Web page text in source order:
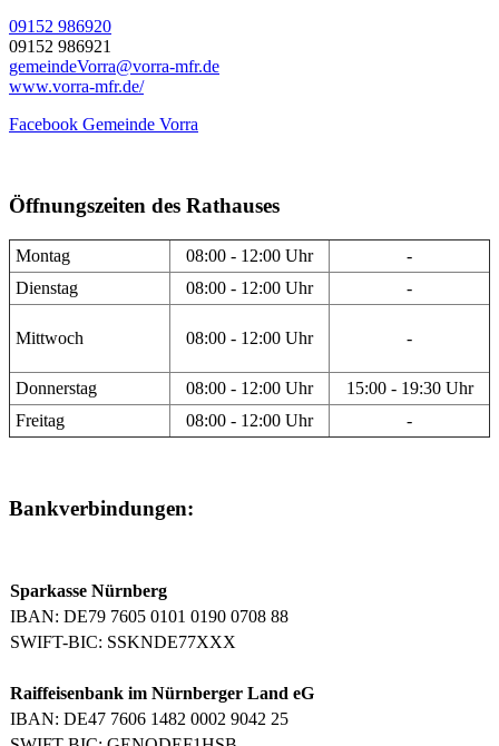
09152 986920
09152 986921
gemeindeVorra@vorra-mfr.de
www.vorra-mfr.de/
Facebook Gemeinde Vorra
Öffnungszeiten des Rathauses
Montag 08:00 - 12:00 Uhr
-
Dienstag
08:00 - 12:00 Uhr -
Mittwoch 08:00 - 12:00 Uhr -
Donnerstag 08:00 - 12:00 Uhr
15:00 - 19:30 Uhr
Freitag
08:00 - 12:00 Uhr -
Bankverbindungen:
Sparkasse Nürnberg
IBAN: DE79 7605 0101 0190 0708 88
SWIFT-BIC: SSKNDE77XXX
Raiffeisenbank im Nürnberger Land eG
IBAN: DE47 7606 1482 0002 9042 25